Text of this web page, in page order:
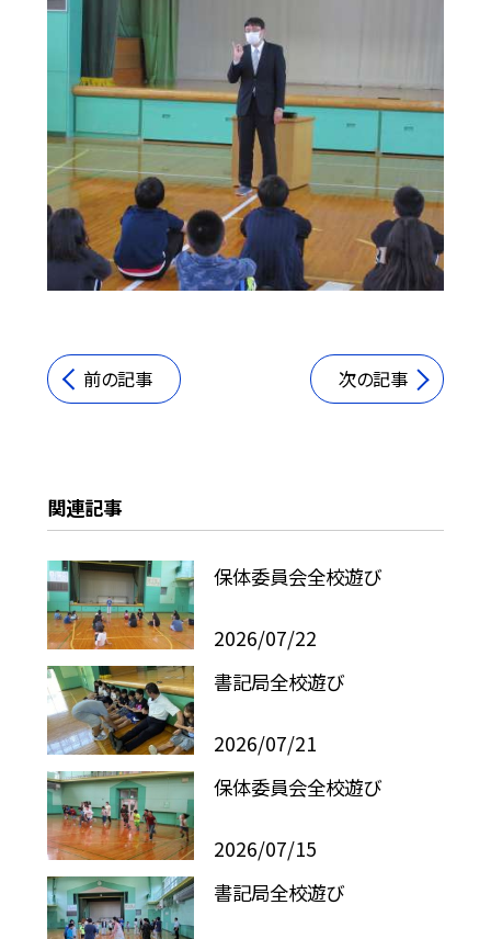
前の記事 次の記事
関連記事
保体委員会全校遊び
2026/07/22
書記局全校遊び
2026/07/21
保体委員会全校遊び
2026/07/15
書記局全校遊び